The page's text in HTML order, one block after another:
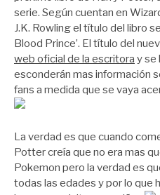
serie. Según cuentan en
J.K. Rowling el título del libro
Blood Prince’. El título del
web oficial de la escritora y se
esconderán mas información
fans a medida que se vaya
La verdad es que cuando
Potter creía que no era mas
Pokemon pero la verdad es
todas las edades y por lo que